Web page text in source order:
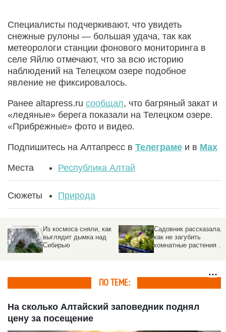
Специалисты подчеркивают, что увидеть
снежные рулоны — большая удача, так как
метеорологи станции фонового мониторинга в
селе Яйлю отмечают, что за всю историю
наблюдений на Телецком озере подобное
явление не фиксировалось.
Ранее altapress.ru сообщал, что багряный закат и
«ледяные» берега показали на Телецком озере.
«Прибрежные» фото и видео.
Подпишитесь на Алтапресс в Телеграме и в Max
Места Республика Алтай
Сюжеты Природа
Из космоса сняли, как
выглядит дымка над
Сибирью
Садовник рассказала,
как не загубить
комнатные растения во
ПО ТЕМЕ:
На сколько Алтайский заповедник поднял
цену за посещение